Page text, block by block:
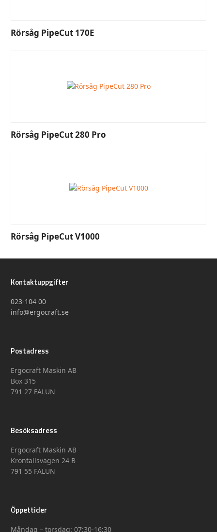
Rörsåg PipeCut 170E
Rörsåg PipeCut 280 Pro
Rörsåg PipeCut V1000
Kontaktuppgifter
023-104 00
info@ergocraft.se
Postadress
Ergocraft Maskin AB
Box 315
791 27 FALUN
Besöksadress
Ergocraft Maskin AB
Krontallsvägen 24 B
791 55 FALUN
Öppettider
Måndag – torsdag: 07:30-16:30